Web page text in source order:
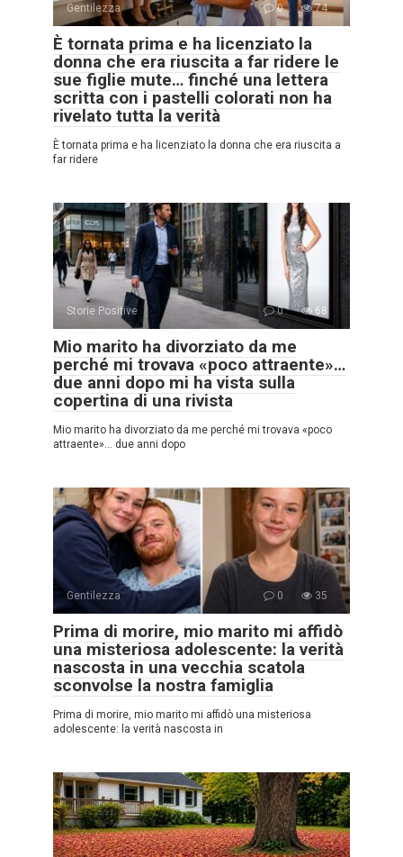
Gentilezza 0 74
È tornata prima e ha licenziato la
donna che era riuscita a far ridere le
sue figlie mute… finché una lettera
scritta con i pastelli colorati non ha
rivelato tutta la verità
È tornata prima e ha licenziato la donna che era riuscita a
far ridere
Storie Positive 0 68
Mio marito ha divorziato da me
perché mi trovava «poco attraente»…
due anni dopo mi ha vista sulla
copertina di una rivista
Mio marito ha divorziato da me perché mi trovava «poco
attraente»… due anni dopo
Gentilezza 0 35
Prima di morire, mio marito mi affidò
una misteriosa adolescente: la verità
nascosta in una vecchia scatola
sconvolse la nostra famiglia
Prima di morire, mio marito mi affidò una misteriosa
adolescente: la verità nascosta in